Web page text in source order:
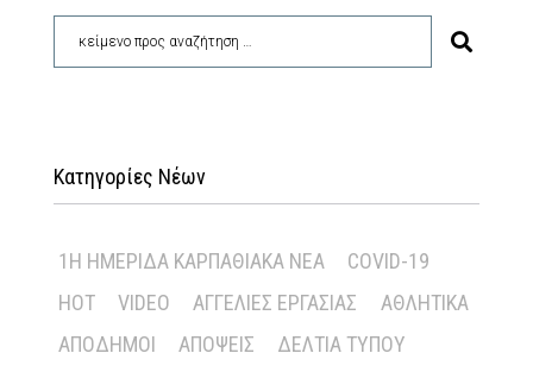
Κατηγορίες Νέων
1Η ΗΜΕΡΊΔΑ ΚΑΡΠΑΘΙΑΚΆ ΝΈΑ
COVID-19
HOT
VIDEO ΑΓΓΕΛΊΕΣ ΕΡΓΑΣΊΑΣ
ΑΘΛΗΤΙΚΆ
ΑΠΌΔΗΜΟΙ
ΑΠΌΨΕΙΣ
ΔΕΛΤΊΑ ΤΎΠΟΥ